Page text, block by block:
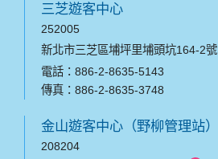
三芝遊客中心
252005
新北市三芝區埔坪里埔頭坑164-2號
電話：886-2-8635-5143
傳真：886-2-8635-3748
金山遊客中心（野柳管理站）
208204